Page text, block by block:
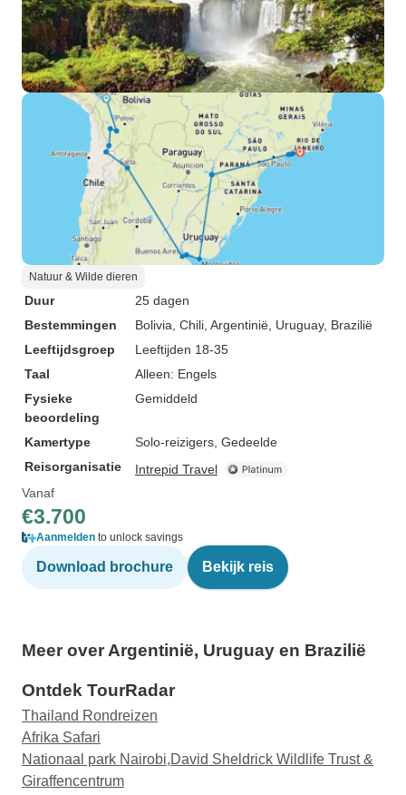
Natuur & Wilde dieren
Duur
25 dagen
Bestemmingen
Bolivia , Chili , Argentinië , Uruguay, Brazilië
Leeftijdsgroep
Leeftijden 18-35
Taal
Alleen: Engels
Fysieke
beoordeling
Gemiddeld
Kamertype
Solo-reizigers, Gedeelde
Reisorganisatie
Intrepid Travel
Vanaf
€3.700
Aanmelden to unlock savings
Download brochure Bekijk reis
Meer over Argentinië, Uruguay en Brazilië
Ontdek TourRadar
Thailand Rondreizen
Afrika Safari
Nationaal park Nairobi,David Sheldrick Wildlife Trust &
Giraffencentrum